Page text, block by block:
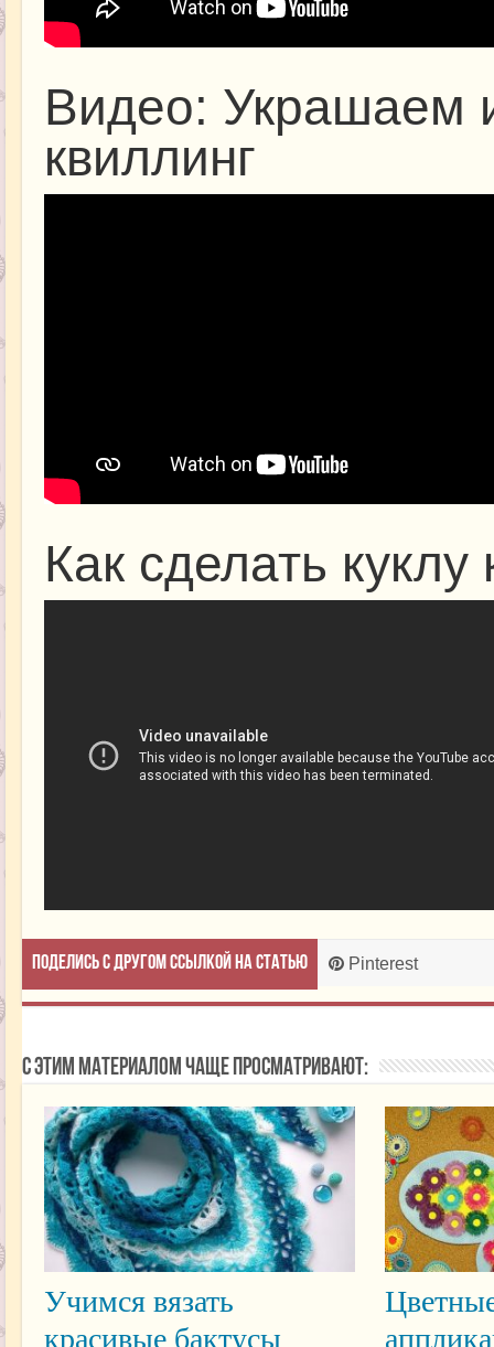
Видео: Украшаем
квиллинг
Как сделать
Поделись с другом ссылкой на статью Pinterest
С этим материалом чаще просматривают:
Учимся вязать
красивые бактусы